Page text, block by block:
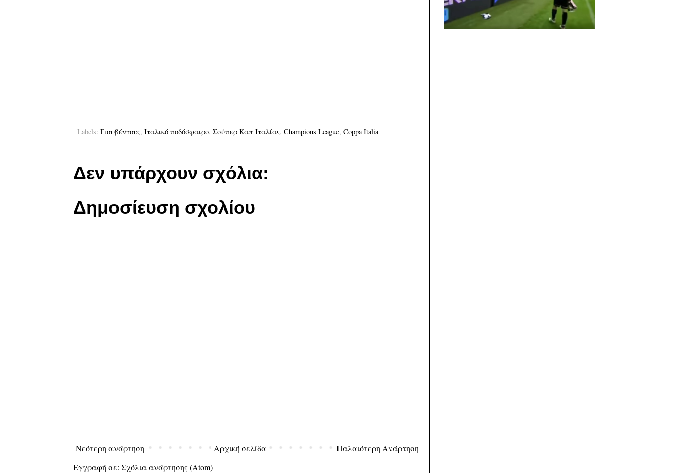
Labels: Γιουβέντους, Ιταλικό ποδόσφαιρο, Σούπερ Καπ Ιταλίας, Champions League, Coppa Italia
Δεν υπάρχουν σχόλια:
Δημοσίευση σχολίου
Νεότερη ανάρτηση Παλαιότερη Ανάρτηση
Αρχική σελίδα
Εγγραφή σε: Σχόλια ανάρτησης (Atom)